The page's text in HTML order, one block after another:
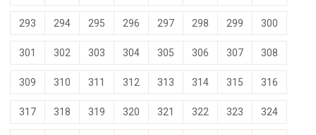
293 294 295 296 297 298 299 300
301 302 303 304 305 306 307 308
309 310 311 312 313 314 315 316
317 318 319 320 321 322 323 324